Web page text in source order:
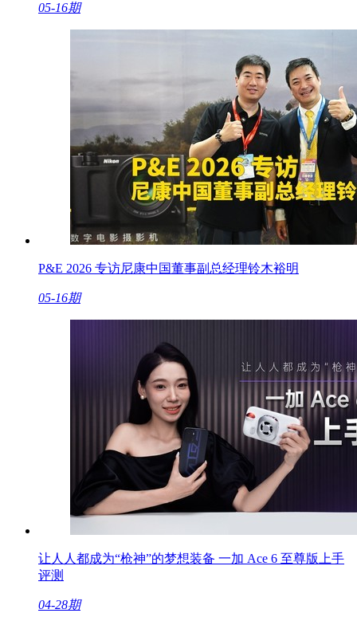
05-16期
P&E 2026 专访尼康中国董事副总经理铃木裕明
05-16期
让人人都成为“枪神”的梦想装备 一加 Ace 6 至尊版上手
评测
04-28期